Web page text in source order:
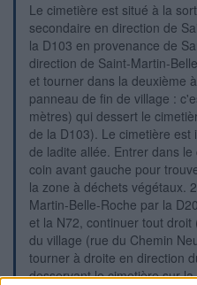
Le cimetière est situé à la
secondaire en direction de
la D103 en provenance de
direction de Saint-Martin-
et tourner dans la deuxième
panneau de fin de village :
mètres) qui dessert le
de la D103). Le cimetière
de ladite allée. Entrer dans
coin avant gauche pour
la zone à déchets végétaux.
Martin-Belle-Roche par la
et la N72, continuer tout
du village (rue du Chemin
tourner à droite en direction
desservant le cimetière sur